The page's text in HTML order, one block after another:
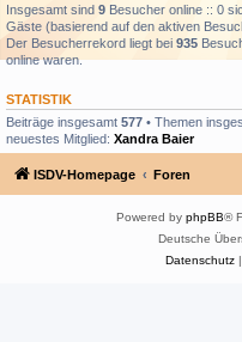
Insgesamt sind 9 Besucher online :: 0
Gäste (basierend auf den aktiven
Der Besucherrekord liegt bei 935
online waren.
STATISTIK
Beiträge insgesamt 577 • Themen
neuestes Mitglied: Xandra Baier
ISDV-Homepage Foren
Powered by phpBB®
Deutsche
Datenschutz|